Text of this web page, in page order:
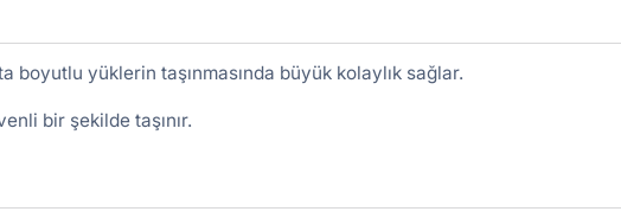
boyutlu yüklerin taşınmasında büyük kolaylık sağlar.
bir şekilde taşınır.